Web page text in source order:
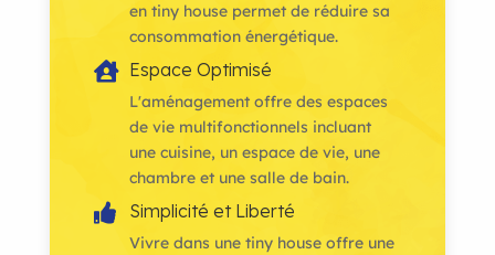
en tiny house permet de réduire sa
consommation énergétique.
 Espace Optimisé
L'aménagement offre des espaces
de vie multifonctionnels incluant
une cuisine, un espace de vie, une
chambre et une salle de bain.
 Simplicité et Liberté
Vivre dans une tiny house offre une